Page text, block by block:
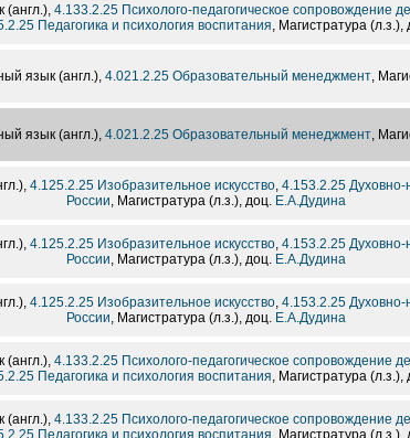
(англ.), 4.133.2.25 Психолого-педагогическое сопровождение
Педагогика и психология воспитания, Магистратура (л.з.),
язык (англ.), 4.021.2.25 Образовательный менеджмент,
язык (англ.), 4.021.2.25 Образовательный менеджмент,
4.125.2.25 Изобразительное искусство, 4.153.2.25 Духовно-
России, Магистратура (л.з.), доц. Е.А.Дудина
4.125.2.25 Изобразительное искусство, 4.153.2.25 Духовно-
России, Магистратура (л.з.), доц. Е.А.Дудина
4.125.2.25 Изобразительное искусство, 4.153.2.25 Духовно-
России, Магистратура (л.з.), доц. Е.А.Дудина
(англ.), 4.133.2.25 Психолого-педагогическое сопровождение
Педагогика и психология воспитания, Магистратура (л.з.),
(англ.), 4.133.2.25 Психолого-педагогическое сопровождение